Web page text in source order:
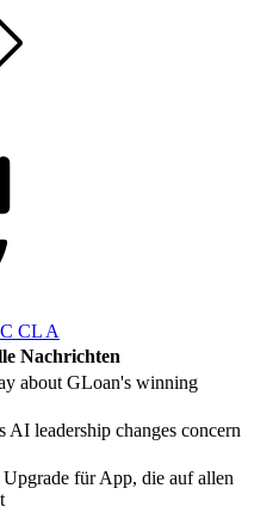
CL A
Nachrichten
about GLoan's winning
AI leadership changes concern
für App, die auf allen